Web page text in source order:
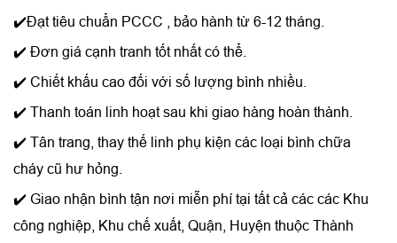
✔️Đạt tiêu chuẩn PCCC , bảo hành từ 6-12 tháng.
✔️ Đơn giá cạnh tranh tốt nhất có thể.
✔️ Chiết khấu cao đối với số lượng bình nhiều.
✔️ Thanh toán linh hoạt sau khi giao hàng hoàn thành.
✔️ Tân trang, thay thế linh phụ kiện các loại bình chữa
cháy cũ hư hỏng.
✔️ Giao nhận bình tận nơi miễn phí tại tất cả các các Khu
công nghiệp, Khu chế xuất, Quận, Huyện thuộc Thành